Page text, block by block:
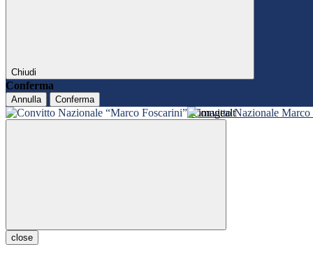
Chiudi
Conferma
Annulla Conferma
Convitto Nazionale Marco
close